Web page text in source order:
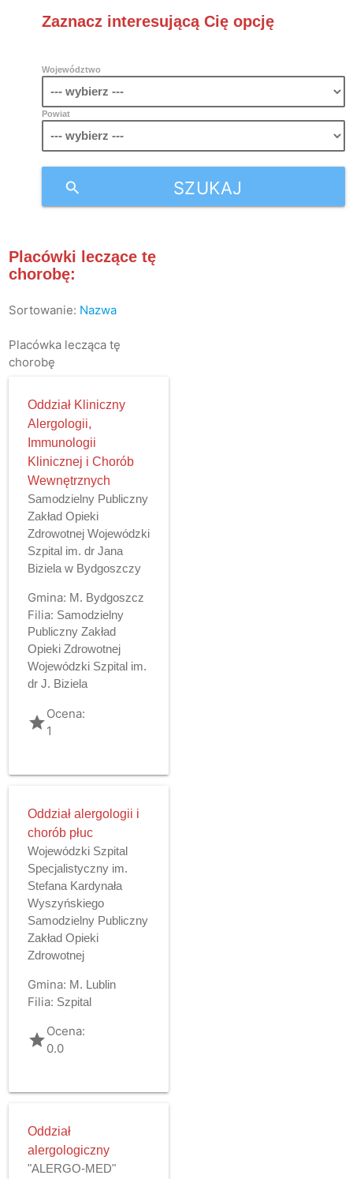
Zaznacz interesującą Cię opcję
Województwo
Powiat
SZUKAJ
search
Placówki leczące tę
chorobę:
Sortowanie: Nazwa
Placówka lecząca tę
chorobę
Oddział Kliniczny
Alergologii,
Immunologii
Klinicznej i Chorób
Wewnętrznych
Samodzielny Publiczny
Zakład Opieki
Zdrowotnej Wojewódzki
Szpital im. dr Jana
Biziela w Bydgoszczy
Gmina: M. Bydgoszcz
Filia: Samodzielny
Publiczny Zakład
Opieki Zdrowotnej
Wojewódzki Szpital im.
dr J. Biziela
gradeOcena:
1
Oddział alergologii i
chorób płuc
Wojewódzki Szpital
Specjalistyczny im.
Stefana Kardynała
Wyszyńskiego
Samodzielny Publiczny
Zakład Opieki
Zdrowotnej
Gmina: M. Lublin
Filia: Szpital
gradeOcena:
0.0
Oddział
alergologiczny
"ALERGO-MED"